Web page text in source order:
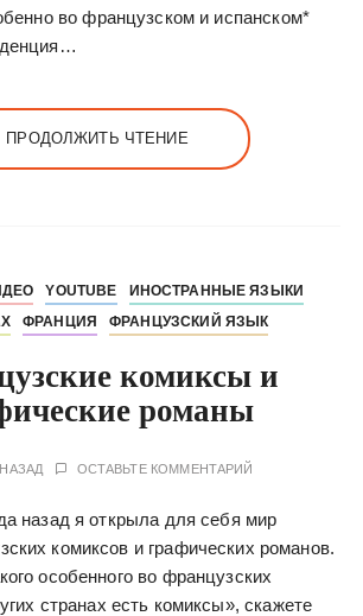
во французском и испанском*
ПРОДОЛЖИТЬ ЧТЕНИЕ
YOUTUBE
ИНОСТРАННЫЕ ЯЗЫКИ
ФРАНЦИЯ ФРАНЦУЗСКИЙ ЯЗЫК
комиксы и
романы
ОСТАВЬТЕ КОММЕНТАРИЙ
назад я открыла для себя мир
комиксов и графических романов.
особенного во французских
странах есть комиксы», скажете